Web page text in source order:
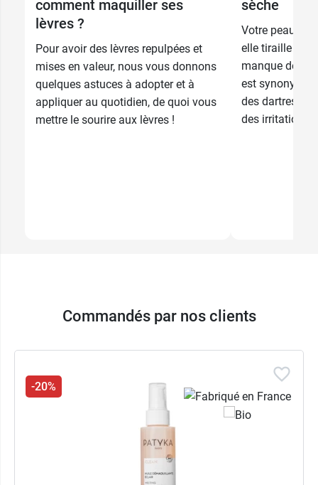
comment maquiller ses
lèvres ?
Pour avoir des lèvres repulpées et
mises en valeur, nous vous donnons
quelques astuces à adopter et à
appliquer au quotidien, de quoi vous
mettre le sourire aux lèvres !
sèche
Votre peau est
elle tiraille ?
manque de
est synonyme
des dartres,
des irritations
Commandés par nos clients
-20%